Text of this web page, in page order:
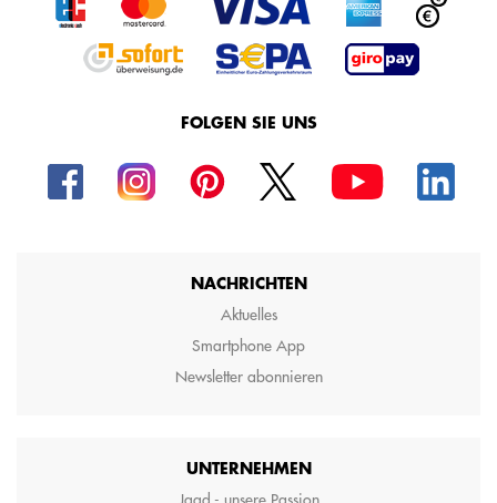
FOLGEN SIE UNS
NACHRICHTEN
Aktuelles
Smartphone App
Newsletter abonnieren
UNTERNEHMEN